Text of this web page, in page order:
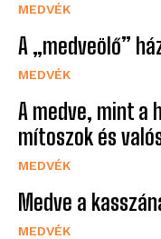
MEDVÉK
A „medveölő”
MEDVÉK
A medve, mint a
mítoszok és
MEDVÉK
Medve a
MEDVÉK